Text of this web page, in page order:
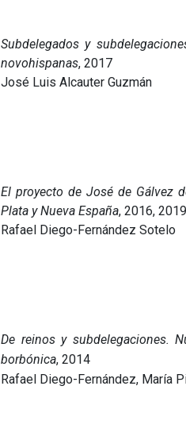
Subdelegados y
novohispanas, 2017
José Luis Alcauter Guzmán
El proyecto de José de Gálvez
Plata y Nueva España, 2016, 2019
Rafael Diego-Fernández Sotelo
De reinos y subdelegaciones.
borbónica, 2014
Rafael Diego-Fernández, María